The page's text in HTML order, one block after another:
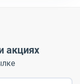
акциях